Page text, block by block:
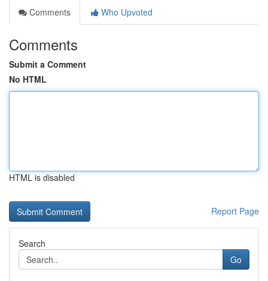
Comments
Who Upvoted
Comments
Submit a Comment
No HTML
HTML is disabled
Report Page
Search
Go